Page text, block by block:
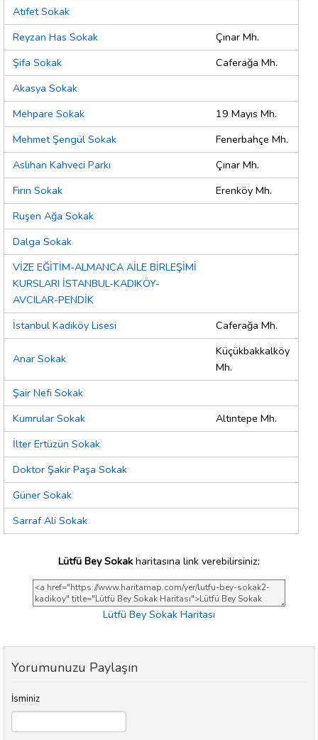
Atıfet Sokak
Reyzan Has Sokak
Çınar Mh.
Şifa Sokak
Caferağa Mh.
Akasya Sokak
Mehpare Sokak
19 Mayıs Mh.
Mehmet Şengül Sokak
Fenerbahçe Mh.
Aslıhan Kahveci Parkı
Çınar Mh.
Fırın Sokak
Erenköy Mh.
Ruşen Ağa Sokak
Dalga Sokak
VİZE EĞİTİM-ALMANCA AİLE BİRLEŞİMİ
KURSLARI İSTANBUL-KADIKÖY-
AVCILAR-PENDİK
İstanbul Kadıköy Lisesi
Caferağa Mh.
Anar Sokak
Küçükbakkalköy
Mh.
Şair Nefi Sokak
Kumrular Sokak
Altıntepe Mh.
İlter Ertüzün Sokak
Doktor Şakir Paşa Sokak
Güner Sokak
Sarraf Ali Sokak
Lütfü Bey Sokak haritasına link verebilirsiniz;
Lütfü Bey Sokak Haritası
Yorumunuzu Paylaşın
İsminiz